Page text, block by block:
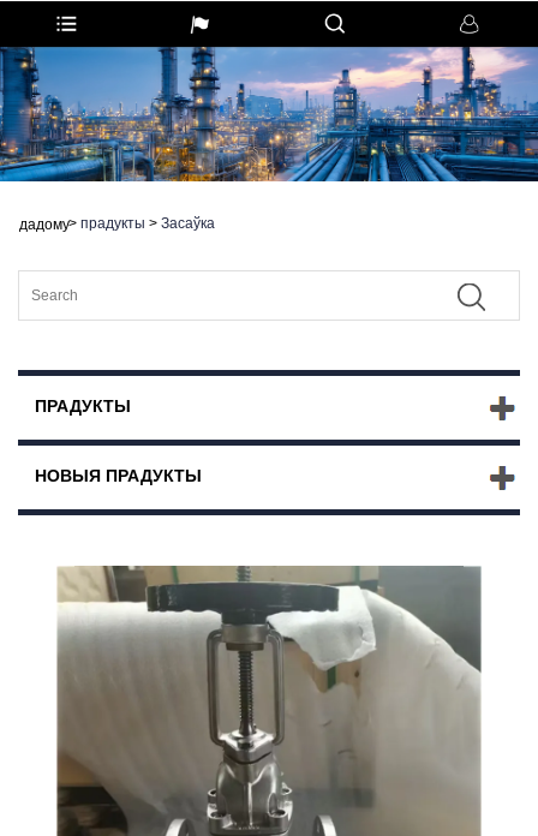
дадому> прадукты > Засаўка
ПРАДУКТЫ
НОВЫЯ ПРАДУКТЫ